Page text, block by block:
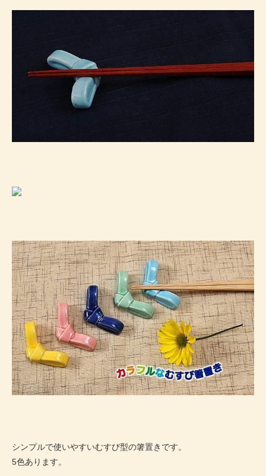
シンプルで使いやすいむすび型の箸置きです。
5色あります。